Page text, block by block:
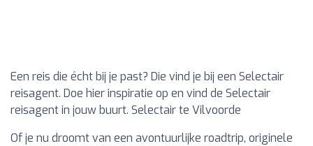
Een reis die écht bij je past? Die vind je bij een Selectair
reisagent. Doe hier inspiratie op en vind de Selectair
reisagent in jouw buurt. Selectair te Vilvoorde
Of je nu droomt van een avontuurlijke roadtrip, originele